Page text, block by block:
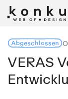
Abgeschlossen
VERAS